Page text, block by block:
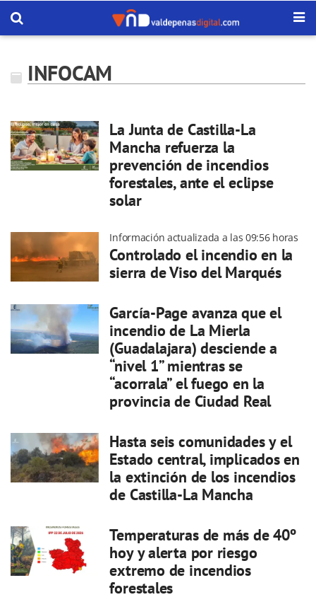
INFOCAM
La Junta de Castilla-La
Mancha refuerza la
prevención de incendios
forestales, ante el eclipse
solar
Información actualizada a las 09:56 horas
Controlado el incendio en la
sierra de Viso del Marqués
García-Page avanza que el
incendio de La Mierla
(Guadalajara) desciende a
“nivel 1” mientras se
“acorrala” el fuego en la
provincia de Ciudad Real
Hasta seis comunidades y el
Estado central, implicados en
la extinción de los incendios
de Castilla-La Mancha
Temperaturas de más de 40º
hoy y alerta por riesgo
extremo de incendios
forestales